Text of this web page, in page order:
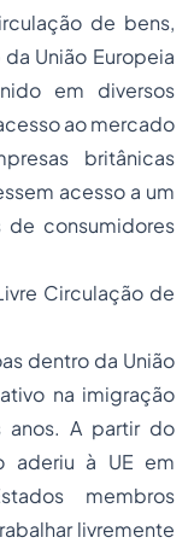
de bens,
União Europeia
em diversos
ao mercado
britânicas
acesso a um
consumidores
Circulação de
dentro da União
na imigração
anos. A partir do
aderiu à UE em
membros
livremente